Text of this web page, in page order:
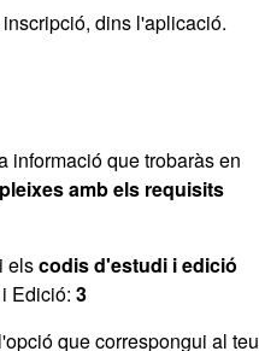
dins l'aplicació.
informació que trobaràs en
amb els requisits
elscodis d'estudi i edició
i Edició: 3
que correspongui al teu